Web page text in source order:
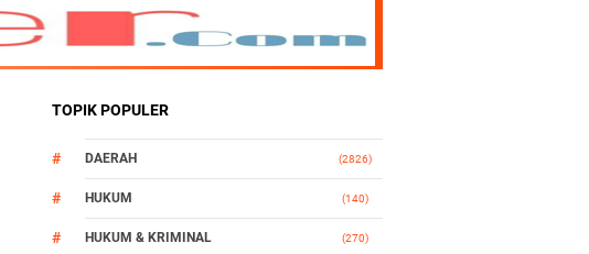
TOPIK POPULER
DAERAH (2826)
HUKUM (140)
HUKUM & KRIMINAL (270)